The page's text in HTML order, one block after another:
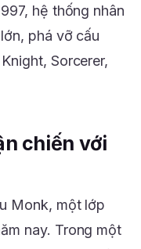
hệ thống nhân
phá vỡ cấu
Sorcerer,
chiến với
Monk, một lớp
nay. Trong một